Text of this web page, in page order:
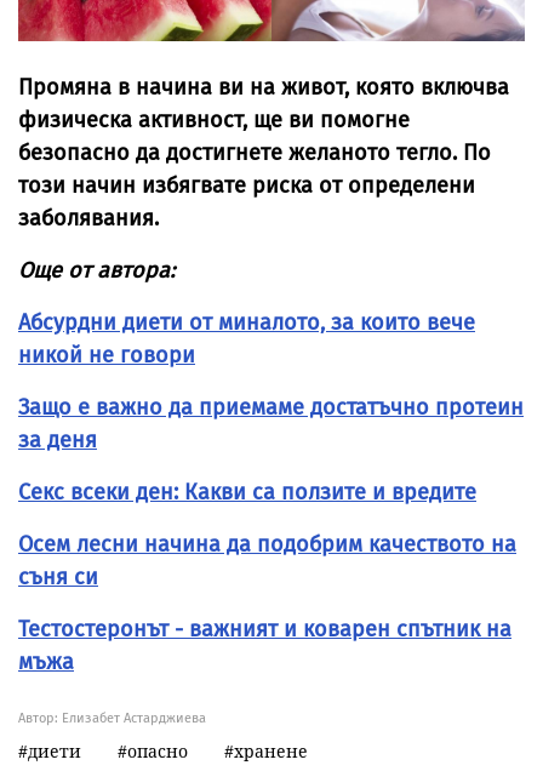
Промяна в начина ви на живот, която включва
физическа активност, ще ви помогне
безопасно да достигнете желаното тегло. По
този начин избягвате риска от определени
заболявания.
Още от автора:
Абсурдни диети от миналото, за които вече
никой не говори
Защо е важно да приемаме достатъчно протеин
за деня
Секс всеки ден: Какви са ползите и вредите
Осем лесни начина да подобрим качеството на
съня си
Тестостеронът - важният и коварен спътник на
мъжа
Автор: Елизабет Астарджиева
диети опасно хранене